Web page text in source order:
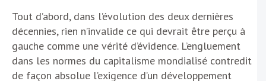
Tout d’abord, dans l’évolution des deux dernières
décennies, rien n’invalide ce qui devrait être perçu à
gauche comme une vérité d’évidence. L’engluement
dans les normes du capitalisme mondialisé contredit
de façon absolue l’exigence d’un développement